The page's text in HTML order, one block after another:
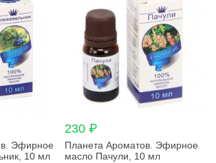
Эфирное
10 мл
230 ₽
Планета Ароматов. Эфирное
масло Пачули, 10 мл